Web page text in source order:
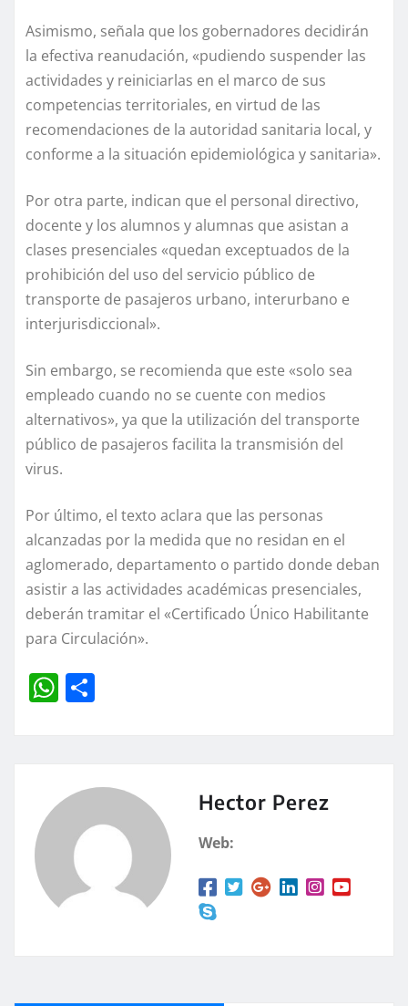
Asimismo, señala que los gobernadores decidirán
la efectiva reanudación, «pudiendo suspender las
actividades y reiniciarlas en el marco de sus
competencias territoriales, en virtud de las
recomendaciones de la autoridad sanitaria local, y
conforme a la situación epidemiológica y sanitaria».
Por otra parte, indican que el personal directivo,
docente y los alumnos y alumnas que asistan a
clases presenciales «quedan exceptuados de la
prohibición del uso del servicio público de
transporte de pasajeros urbano, interurbano e
interjurisdiccional».
Sin embargo, se recomienda que este «solo sea
empleado cuando no se cuente con medios
alternativos», ya que la utilización del transporte
público de pasajeros facilita la transmisión del
virus.
Por último, el texto aclara que las personas
alcanzadas por la medida que no residan en el
aglomerado, departamento o partido donde deban
asistir a ­las actividades académicas presenciales,
deberán tramitar el «Certificado Único Habilitante
para Circulación».
W
A
p
rt
Hector Perez
Web: